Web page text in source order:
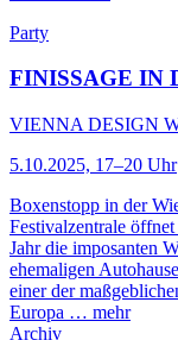
Party
FINISSAGE IN
VIENNA DESIGN
5.10.2025, 17–20 Uhr
Boxenstopp in der
Festivalzentrale
Jahr die imposanten
ehemaligen
einer der
Europa … mehr
Archiv